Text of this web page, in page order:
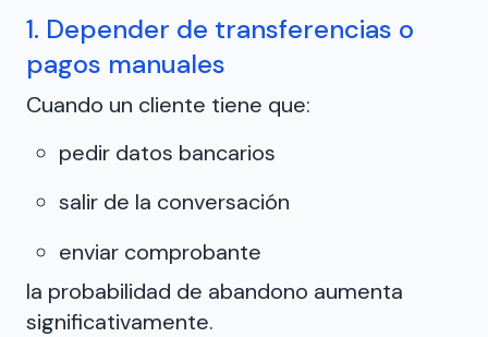
1. Depender de transferencias o
pagos manuales
Cuando un cliente tiene que:
pedir datos bancarios
salir de la conversación
enviar comprobante
la probabilidad de abandono aumenta
significativamente.